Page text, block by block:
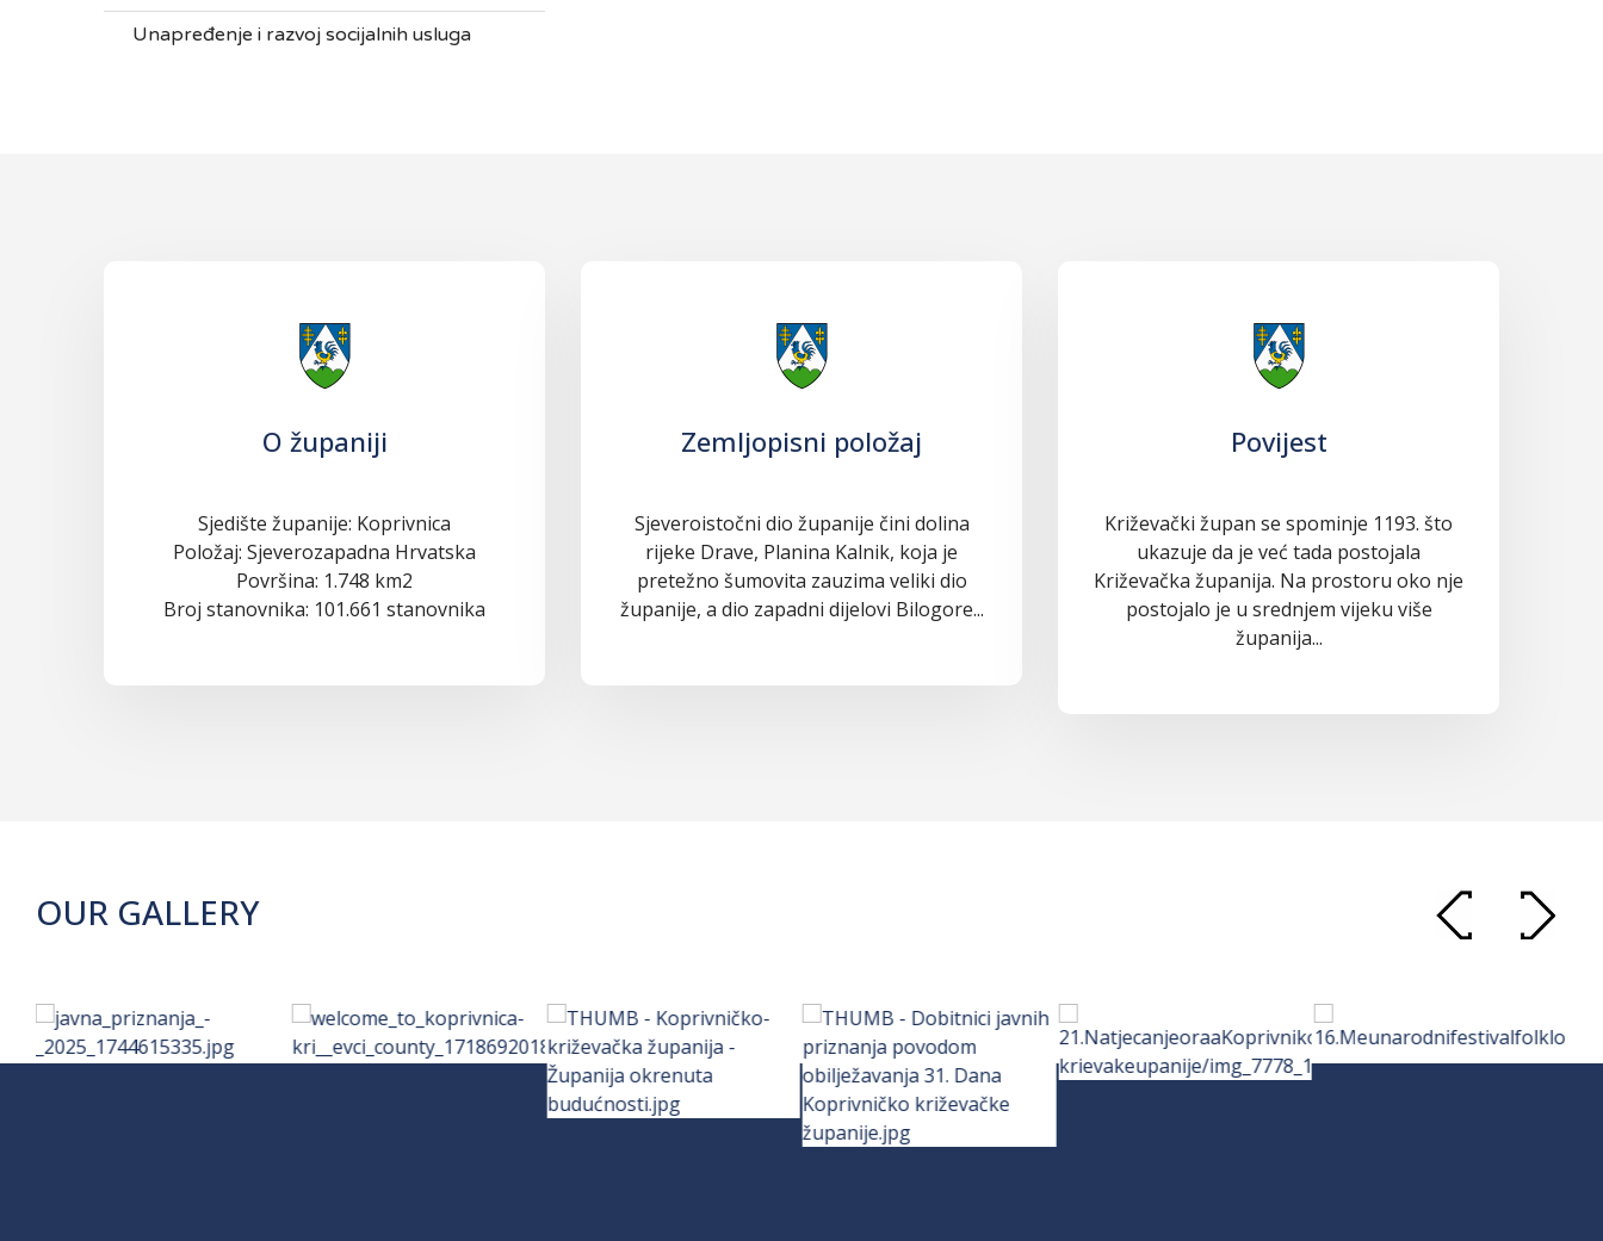
Unapređenje i razvoj socijalnih usluga
O županiji
Sjedište županije: Koprivnica
Položaj: Sjeverozapadna Hrvatska
Površina: 1.748 km2
Broj stanovnika: 101.661 stanovnika
Zemljopisni položaj
Sjeveroistočni dio županije čini dolina
rijeke Drave, Planina Kalnik, koja je
pretežno šumovita zauzima veliki dio
županije, a dio zapadni dijelovi Bilogore...
Povijest
Križevački župan se spominje 1193. što
ukazuje da je već tada postojala
Križevačka županija. Na prostoru oko nje
postojalo je u srednjem vijeku više
županija...
OUR GALLERY